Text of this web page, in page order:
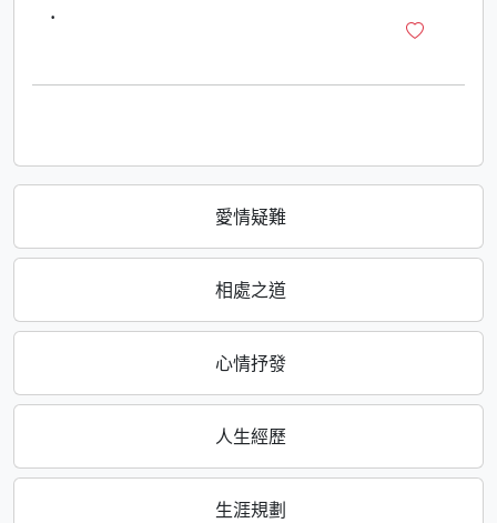
愛情疑難
相處之道
心情抒發
人生經歷
生涯規劃
·